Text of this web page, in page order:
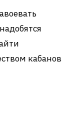
кабанов